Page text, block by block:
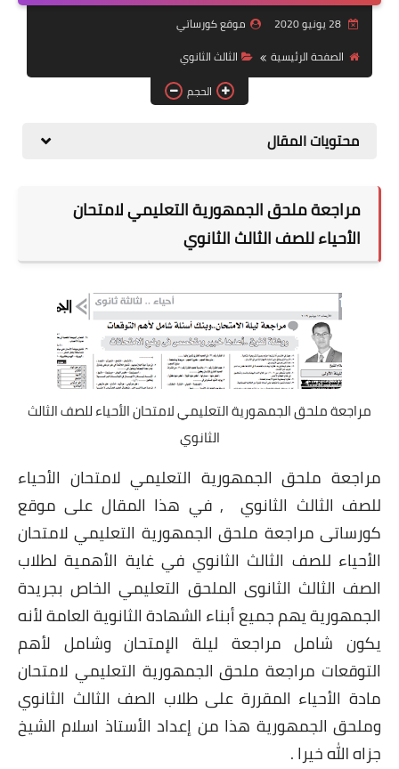
موضوعات
تربويات
تكنولوجيا
صحة
28 يونيو 2020
موقع كورساتي
الصفحة الرئيسية
الثالث الثانوي
الحجم
محتويات المقال
مراجعة ملحق الجمهورية التعليمي لامتحان
الأحياء للصف الثالث الثانوي
مراجعة ملحق الجمهورية التعليمي لامتحان الأحياء للصف الثالث
الثانوي
مراجعة ملحق الجمهورية التعليمي لامتحان الأحياء
للصف الثالث الثانوي , في هذا المقال على موقع
كورساتى مراجعة ملحق الجمهورية التعليمي لامتحان
الأحياء للصف الثالث الثانوي في غاية الأهمية لطلاب
الصف الثالث الثانوى الملحق التعليمي الخاص بجريدة
الجمهورية يهم جميع أبناء الشهادة الثانوية العامة لأنه
يكون شامل مراجعة ليلة الإمتحان وشامل لأهم
التوقعات مراجعة ملحق الجمهورية التعليمي لامتحان
مادة الأحياء المقررة على طلاب الصف الثالث الثانوي
وملحق الجمهورية هذا من إعداد الأستاذ اسلام الشيخ
جزاه الله خيرا .